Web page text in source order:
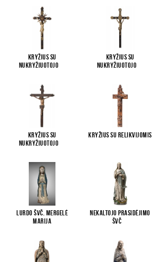
Kryžius su
Nukryžiuotojo
Kryžius su
Nukryžiuotojo
Kryžius su
Nukryžiuotojo
Kryžius su relikvijomis
Lurdo Švč. Mergelė
Marija
Nekaltojo Prasidėjimo
Švč